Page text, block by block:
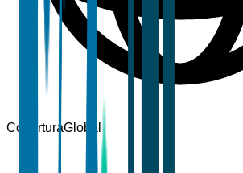
CoberturaGlobal